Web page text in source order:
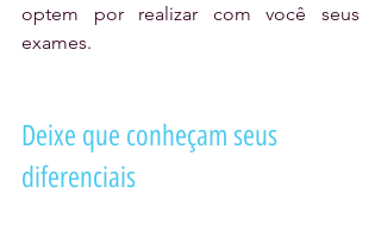
optem por realizar com você seus
exames.
Deixe que conheçam seus
diferenciais